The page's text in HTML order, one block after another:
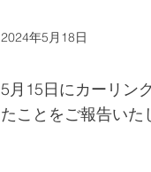
2024年5月18日
5月15日にカーリン
たことをご報告いた